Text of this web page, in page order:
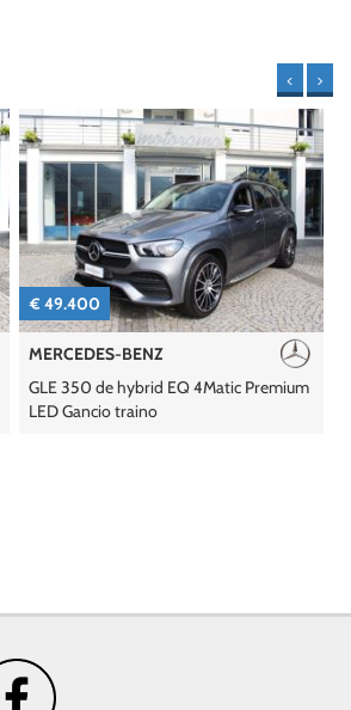
< >
BENZ
350 de hybrid EQ 4Matic Premium
Gancio traino
€
208